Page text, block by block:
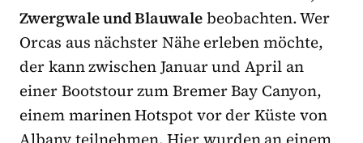
Zwergwale und Blauwalebeobachten. Wer
Orcas aus nächster Nähe erleben möchte,
der kann zwischen Januar und April an
einer Bootstour zum Bremer Bay Canyon,
einem marinen Hotspot vor der Küste von